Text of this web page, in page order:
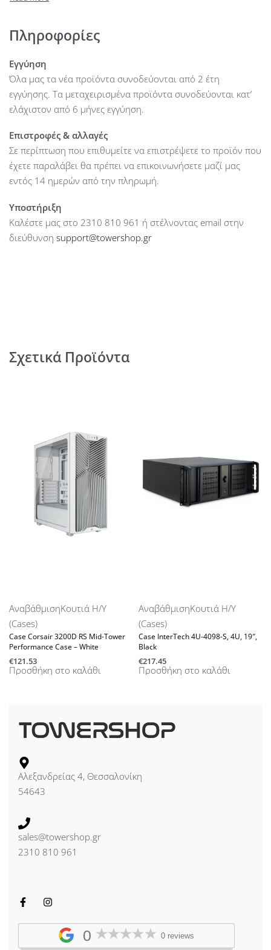
Maximum CPU Cooler Height : up to 165 mm
Maximum GPU Length : up to 380 mm
Maximum PSU Length : up to 210 mm
Dimensions (mm) : 220 x 430 x 465 mm
Drive bays accessible : 1 x 2.5”
Drive bays accessible : 2 x 2.5″/3.5″
Ports : 2 x USB 3.2 Gen 1
Ports : 1 x HD Audio
Colour : Black
Πληροφορίες
Εγγύηση
Όλα μας τα νέα προϊόντα συνοδεύονται από 2 έτη
εγγύησης. Τα μεταχειρισμένα προϊόντα συνοδεύονται κατ’
ελάχιστον από 6 μήνες εγγύηση.
Επιστροφές & αλλαγές
Σε περίπτωση που επιθυμείτε να επιστρέψετε το προϊόν που
έχετε παραλάβει θα πρέπει να επικοινωνήσετε μαζί μας
εντός 14 ημερών από την πληρωμή.
Υποστήριξη
Καλέστε μας στο 2310 810 961 ή στέλνοντας email στην
διεύθυνση support@towershop.gr
Σχετικά Προϊόντα
ΑναβάθμισηΚουτιά Η/Υ
(Cases)
Case Corsair 3200D RS Mid-Tower
Performance Case – White
€121.53
Προσθήκη στο καλάθι
ΑναβάθμισηΚουτιά Η/Υ
(Cases)
Case InterTech 4U-4098-S, 4U, 19″,
Black
€217.45
Προσθήκη στο καλάθι
Αλεξανδρείας 4, Θεσσαλονίκη
54643
sales@towershop.gr
2310 810 961
0 0 reviews